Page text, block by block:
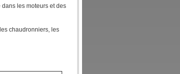
les moteurs et des
chaudronniers, les